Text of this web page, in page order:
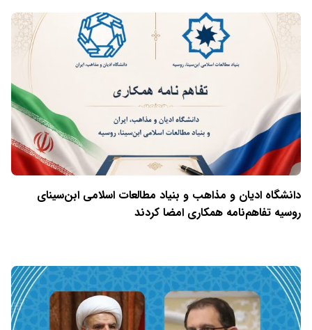
دانشگاه ادیان و مذاهب و بنیاد مطالعات اسلامی ابن‌سینای
روسیه تفاهم‌نامه همکاری امضا کردند